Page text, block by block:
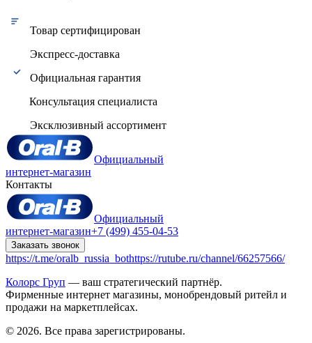
Товар сертифицирован
Экспресс-доставка
Официальная гарантия
Консультация специалиста
Эксклюзивный ассортимент
Официальный
интернет-магазин
Контакты
Официальный
интернет-магазин+7 (499) 455-04-53
Заказать звонок
https://t.me/oralb_russia_bothttps://rutube.ru/channel/66257566/
Колорс Груп — ваш стратегический партнёр.
Фирменные интернет магазины, монобрендовый ритейл и
продажи на маркетплейсах.
© 2026. Все права зарегистрированы.